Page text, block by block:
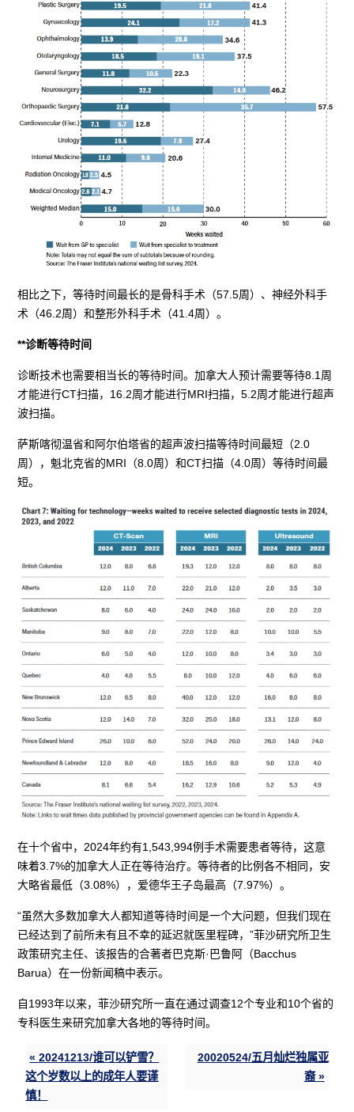
相比之下，等待时间最长的是骨科手术（57.5周）、神经外科手
术（46.2周）和整形外科手术（41.4周）。
**诊断等待时间
诊断技术也需要相当长的等待时间。加拿大人预计需要等待8.1周
才能进行CT扫描，16.2周才能进行MRI扫描，5.2周才能进行超声
波扫描。
萨斯喀彻温省和阿尔伯塔省的超声波扫描等待时间最短（2.0
周），魁北克省的MRI（8.0周）和CT扫描（4.0周）等待时间最
短。
在十个省中，2024年约有1,543,994例手术需要患者等待，这意
味着3.7%的加拿大人正在等待治疗。等待者的比例各不相同，安
大略省最低（3.08%），爱德华王子岛最高（7.97%）。
“虽然大多数加拿大人都知道等待时间是一个大问题，但我们现在
已经达到了前所未有且不幸的延迟就医里程碑，”菲沙研究所卫生
政策研究主任、该报告的合著者巴克斯·巴鲁阿（Bacchus
Barua）在一份新闻稿中表示。
自1993年以来，菲沙研究所一直在通过调查12个专业和10个省的
专科医生来研究加拿大各地的等待时间。
« 20241213/谁可以铲雪？
这个岁数以上的成年人要谨
慎！
20020524/五月灿烂独属亚
裔 »